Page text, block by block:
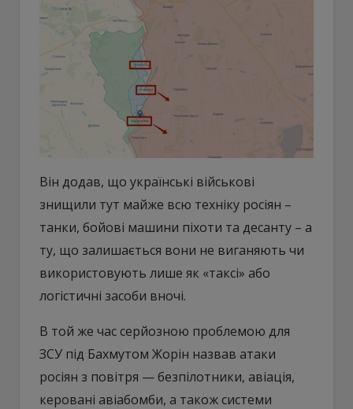
Він додав, що українські військові
знищили тут майже всю техніку росіян –
танки, бойові машини піхоти та десанту – а
ту, що залишається вони не виганяють чи
використовують лише як «таксі» або
логістичні засоби вночі.
В той же час серйозною проблемою для
ЗСУ під Бахмутом Жорін назвав атаки
росіян з повітря — безпілотники, авіація,
керовані авіабомби, а також системи